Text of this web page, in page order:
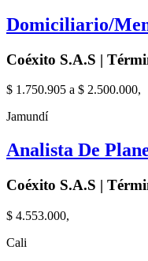
Domiciliario/
Coéxito S.A.S |
$ 1.750.905 a $ 2.500.000,
Jamundí
Analista De
Coéxito S.A.S |
$ 4.553.000,
Cali